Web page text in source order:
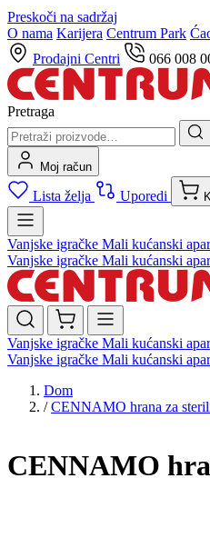
Preskoči na sadržaj
O nama Karijera Centrum Park
Prodajni Centri
066 008
Pretraga
Moj račun
Lista želja Uporedi
Vanjske igračke Mali kućanski
Vanjske igračke Mali kućanski
Vanjske igračke Mali kućanski
Vanjske igračke Mali kućanski
Dom
/ CENNAMO hrana za
CENNAMO